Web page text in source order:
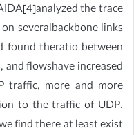
the trace
severalbackbone links
found theratio between
and flowshave increased
traffic, more and more
to the traffic of UDP.
find there at least exist